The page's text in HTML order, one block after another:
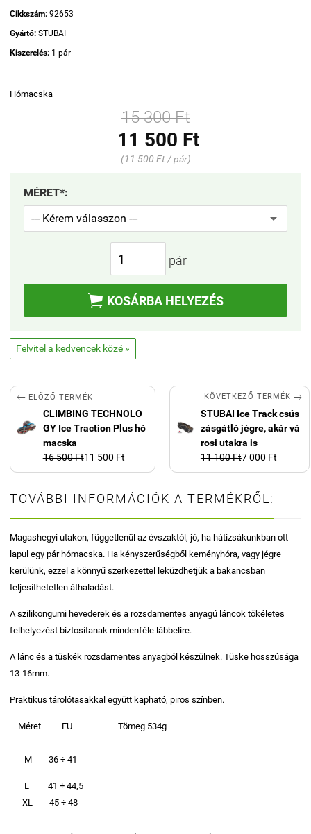
Cikkszám: 92653
Gyártó: STUBAI
Kiszerelés: 1 pár
Hómacska
15 300 Ft
11 500 Ft
(11 500 Ft / pár)
MÉRET*:
pár
 KOSÁRBA HELYEZÉS
Felvitel a kedvencek közé »
 ELŐZŐ TERMÉK
CLIMBING TECHNOLO
GY Ice Traction Plus hó
macska
16 500 Ft11 500 Ft
KÖVETKEZŐ TERMÉK 
STUBAI Ice Track csús
zásgátló jégre, akár vá
rosi utakra is
11 100 Ft7 000 Ft
TOVÁBBI INFORMÁCIÓK A TERMÉKRŐL:
Magashegyi utakon, függetlenül az évszaktól, jó, ha hátizsákunkban ott
lapul egy pár hómacska. Ha kényszerűségből keményhóra, vagy jégre
kerülünk, ezzel a könnyű szerkezettel leküzdhetjük a bakancsban
teljesíthetetlen áthaladást.
A szilikongumi hevederek és a rozsdamentes anyagú láncok tökéletes
felhelyezést biztosítanak mindenféle lábbelire.
A lánc és a tüskék rozsdamentes anyagból készülnek. Tüske hosszúsága
13-16mm.
Praktikus tárolótasakkal együtt kapható, piros színben.
Méret EU Tömeg 534g
M 36 ÷ 41
L 41 ÷ 44,5
XL 45 ÷ 48